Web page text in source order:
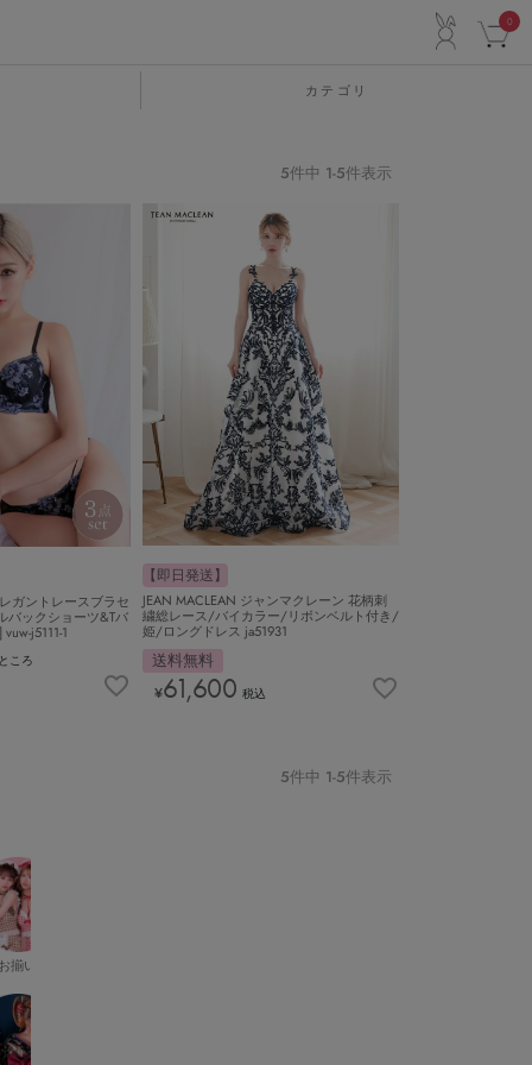
0
カテゴリ
5件中 1-5件表示
ガントレースブラセ
バックショーツ&Tバ
j5111-1
ころ
【即日発送】
JEAN MACLEAN ジャンマクレーン 花柄刺
繍総レース/バイカラー/リボンベルト付き/
姫/ロングドレス ja51931
送料無料
¥61,600 税込
5件中 1-5件表示
お揃い